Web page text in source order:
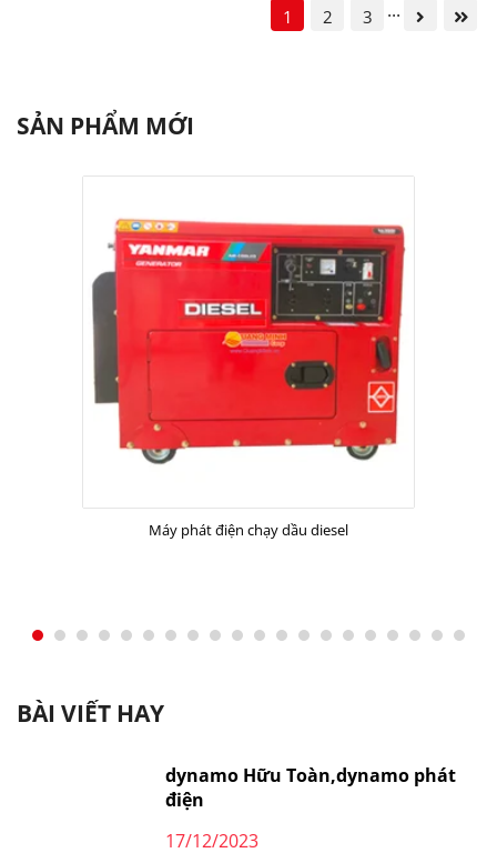
1 2 3 ...
SẢN PHẨM MỚI
Máy phát điện chạy dầu diesel
BÀI VIẾT HAY
dynamo Hữu Toàn,dynamo phát
điện
17/12/2023